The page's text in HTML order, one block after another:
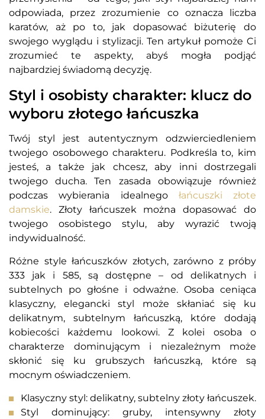
odpowiada, przez zrozumienie co oznacza liczba
karatów, aż po to, jak dopasować biżuterię do
swojego wyglądu i stylizacji. Ten artykuł pomoże Ci
zrozumieć te aspekty, abyś mogła podjąć
najbardziej świadomą decyzję.
Styl i osobisty charakter: klucz do
wyboru złotego łańcuszka
Twój styl jest autentycznym odzwierciedleniem
twojego osobowego charakteru. Podkreśla to, kim
jesteś, a także jak chcesz, aby inni dostrzegali
twojego ducha. Ten zasada obowiązuje również
podczas wybierania idealnego łańcuszki złote
damskie. Złoty łańcuszek można dopasować do
twojego osobistego stylu, aby wyrazić twoją
indywidualność.
Różne style łańcuszków złotych, zarówno z próby
333 jak i 585, są dostępne – od delikatnych i
subtelnych po głośne i odważne. Osoba ceniąca
klasyczny, elegancki styl może skłaniać się ku
delikatnym, subtelnym łańcuszką, które dodają
kobiecości każdemu lookowi. Z kolei osoba o
charakterze dominującym i niezależnym może
skłonić się ku grubszych łańcuszką, które są
mocnym oświadczeniem.
Klasyczny styl: delikatny, subtelny złoty łańcuszek.
Styl dominujący: gruby, intensywny złoty